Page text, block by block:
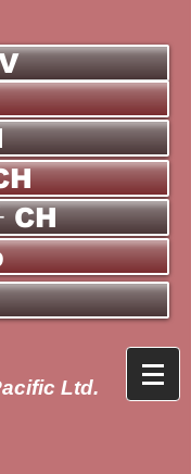
CH
Ltd.